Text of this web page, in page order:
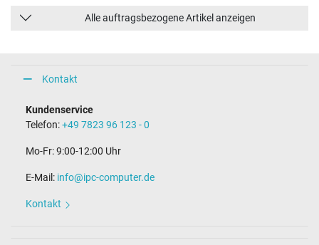
Alle auftragsbezogene Artikel anzeigen
Kontakt
Kundenservice
Telefon:+49 7823 96 123 - 0
Mo-Fr: 9:00-12:00 Uhr
E-Mail: info@ipc-computer.de
Kontakt